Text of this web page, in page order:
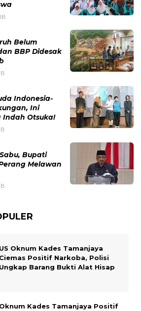
Belum
BBP Didesak
Indonesia-
Ini
Indah Otsuka!
Bupati
Melawan
US Oknum Kades Tamanjaya
Ciemas Positif Narkoba, Polisi
Ungkap Barang Bukti Alat Hisap
Oknum Kades Tamanjaya Positif